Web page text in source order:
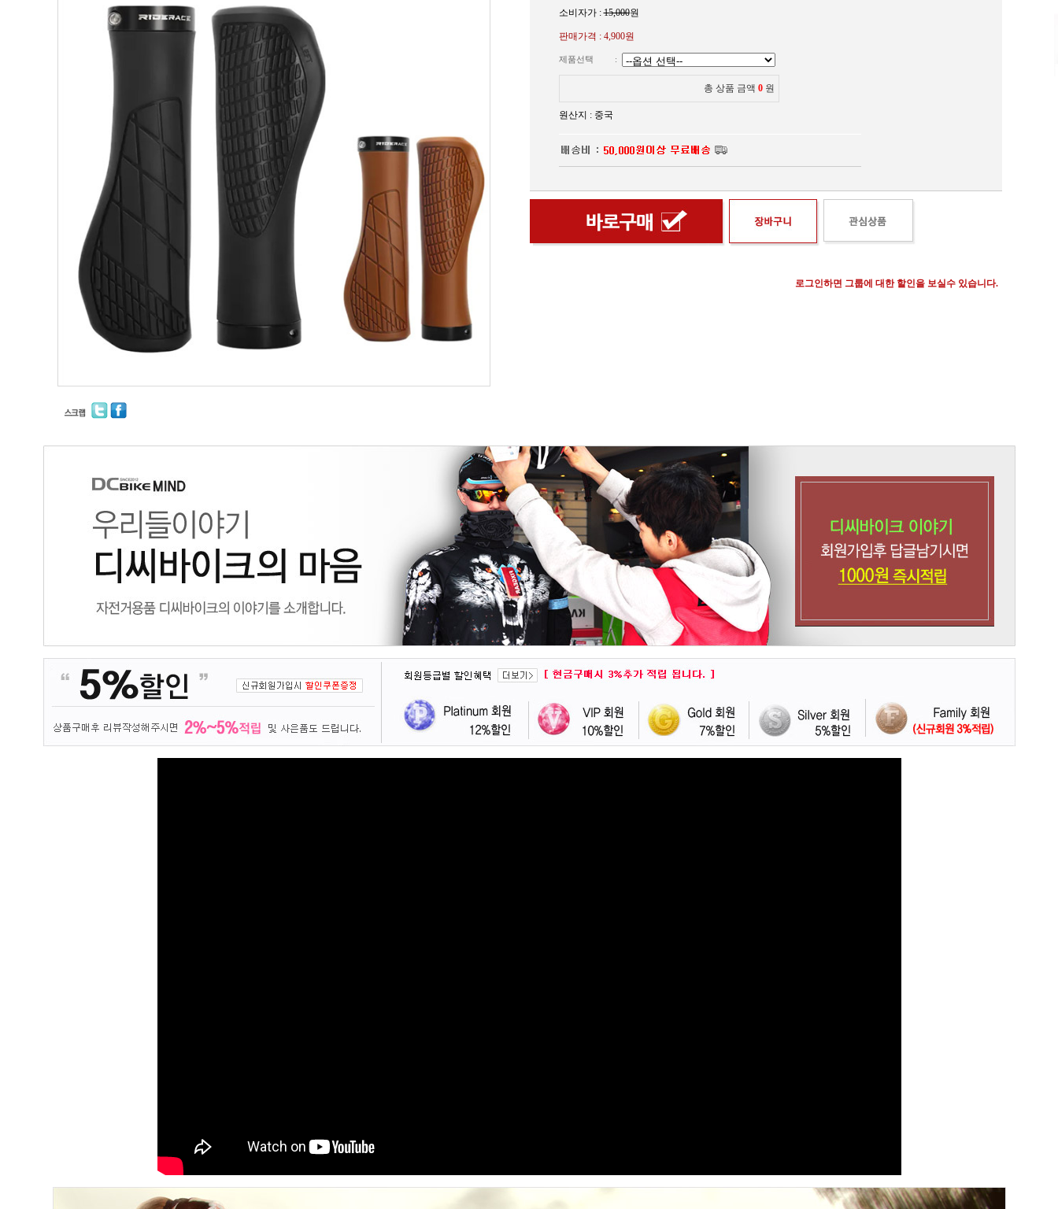
소비자가 :15,000원
판매가격 : 4,900원
제품선택 :
총 상품 금액 0 원
원산지 : 중국
로그인하면 그룹에 대한 할인을 보실수 있습니다.